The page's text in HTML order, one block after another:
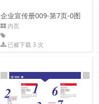
企业宣传册009-第7页-0图
内页
已被下载 3 次